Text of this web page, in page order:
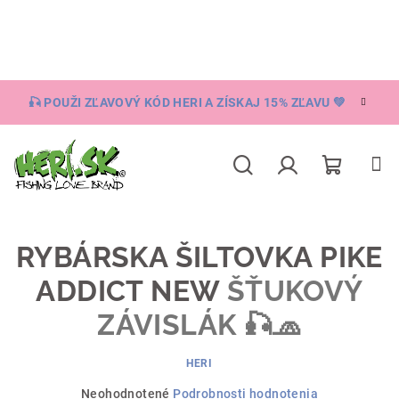
🎣 POUŽI ZĽAVOVÝ KÓD HERI A ZÍSKAJ 15% ZĽAVU 💚
košík
RYBÁRSKA ŠILTOVKA PIKE
ADDICT NEW ŠŤUKOVÝ
ZÁVISLÁK 🎣🧢
HERI
Priemerné
Neohodnotené Podrobnosti hodnotenia